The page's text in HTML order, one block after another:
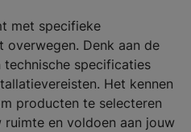
met specifieke
overwegen. Denk aan de
technische specificaties
Het kennen
producten te selecteren
en voldoen aan jouw